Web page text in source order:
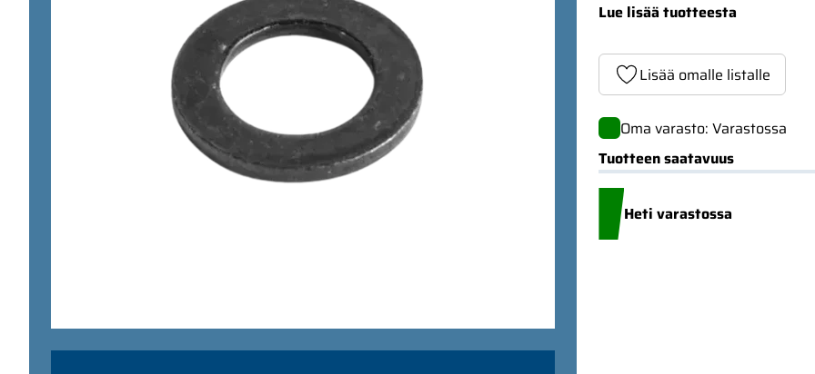
Lue lisää tuotteesta
Lisää omalle listalle
Oma varasto: Varastossa
Tuotteen saatavuus
Heti varastossa